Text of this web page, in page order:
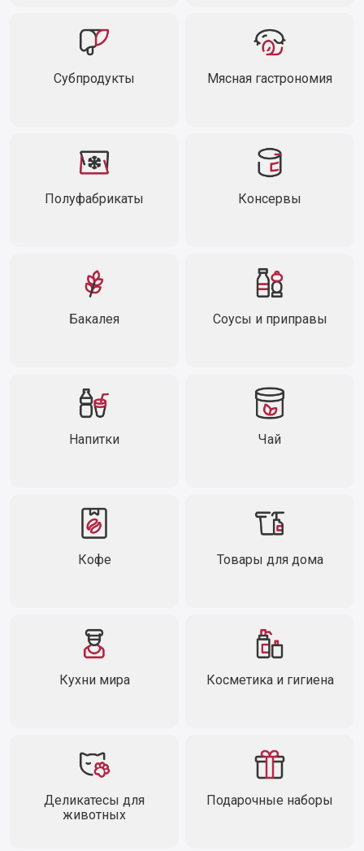
Субпродукты Мясная гастрономия
Полуфабрикаты Консервы
Бакалея Соусы и приправы
Напитки Чай
Кофе Товары для дома
Кухни мира Косметика и гигиена
Деликатесы для
животных
Подарочные наборы